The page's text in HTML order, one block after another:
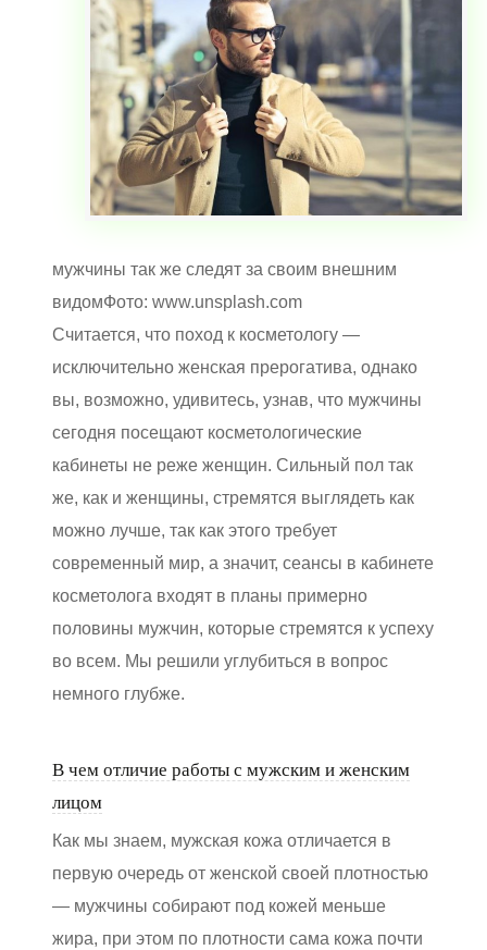
мужчины так же следят за своим внешним
видомФото: www.unsplash.com
Считается, что поход к косметологу —
исключительно женская прерогатива, однако
вы, возможно, удивитесь, узнав, что мужчины
сегодня посещают косметологические
кабинеты не реже женщин. Сильный пол так
же, как и женщины, стремятся выглядеть как
можно лучше, так как этого требует
современный мир, а значит, сеансы в кабинете
косметолога входят в планы примерно
половины мужчин, которые стремятся к успеху
во всем. Мы решили углубиться в вопрос
немного глубже.
В чем отличие работы с мужским и женским
лицом
Как мы знаем, мужская кожа отличается в
первую очередь от женской своей плотностью
— мужчины собирают под кожей меньше
жира, при этом по плотности сама кожа почти